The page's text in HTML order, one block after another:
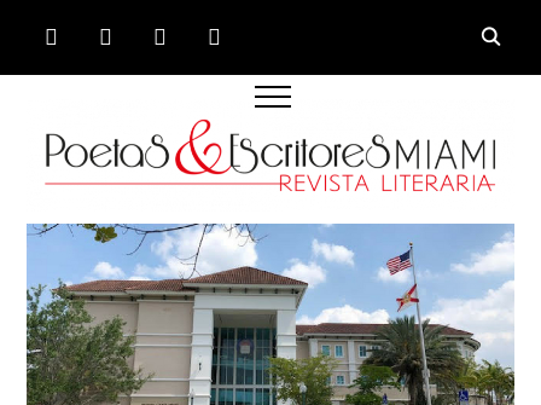
FACEBOOKTWITTERINSTAGRAMYOUTUBE